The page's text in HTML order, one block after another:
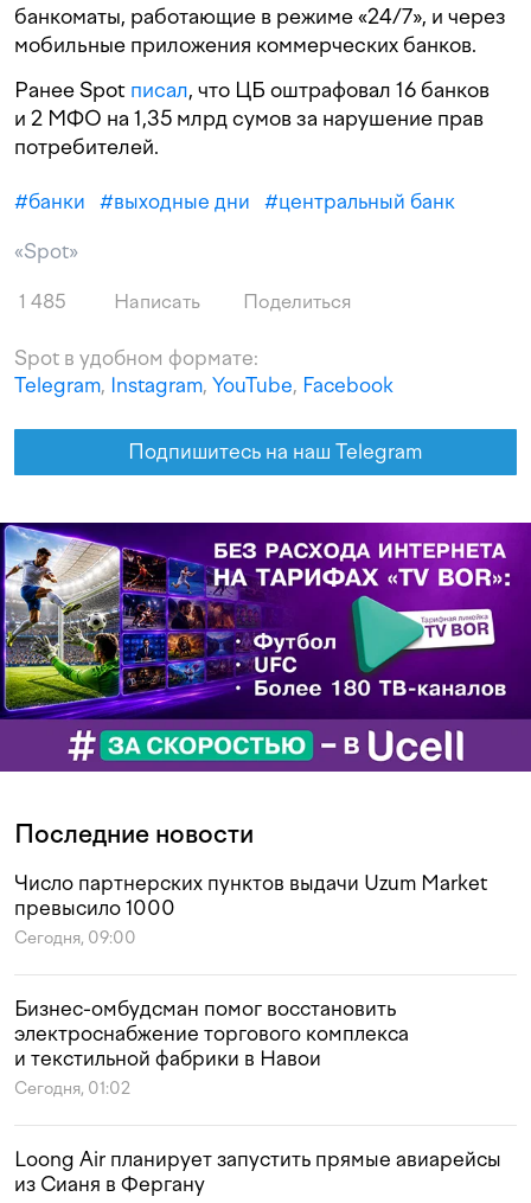
банкоматы, работающие в режиме «24/7», и через
мобильные приложения коммерческих банков.
Ранее Spot писал, что ЦБ оштрафовал 16 банков
и 2 МФО на 1,35 млрд сумов за нарушение прав
потребителей.
#банки #выходные дни #центральный банк
«Spot»
1 485 Написать Поделиться
Spot в удобном формате:
Telegram, Instagram, YouTube, Facebook
Подпишитесь на наш Telegram
Последние новости
Число партнерских пунктов выдачи Uzum Market
превысило 1000
Сегодня, 09:00
Бизнес-омбудсман помог восстановить
электроснабжение торгового комплекса
и текстильной фабрики в Навои
Сегодня, 01:02
Loong Air планирует запустить прямые авиарейсы
из Сианя в Фергану